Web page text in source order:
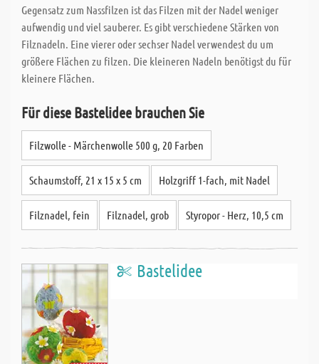
Gegensatz zum Nassfilzen ist das Filzen mit der Nadel weniger
aufwendig und viel sauberer. Es gibt verschiedene Stärken von
Filznadeln. Eine vierer oder sechser Nadel verwendest du um
größere Flächen zu filzen. Die kleineren Nadeln benötigst du für
kleinere Flächen.
Für diese Bastelidee brauchen Sie
Filzwolle - Märchenwolle 500 g, 20 Farben
Schaumstoff, 21 x 15 x 5 cm Holzgriff 1-fach, mit Nadel
Filznadel, fein Filznadel, grob Styropor - Herz, 10,5 cm
Bastelidee